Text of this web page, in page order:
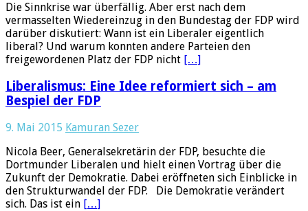
Die Sinnkrise war überfällig. Aber erst nach dem
vermasselten Wiedereinzug in den Bundestag der FDP wird
darüber diskutiert: Wann ist ein Liberaler eigentlich
liberal? Und warum konnten andere Parteien den
freigewordenen Platz der FDP nicht […]
Liberalismus: Eine Idee reformiert sich – am
Bespiel der FDP
9. Mai 2015 Kamuran Sezer
Nicola Beer, Generalsekretärin der FDP, besuchte die
Dortmunder Liberalen und hielt einen Vortrag über die
Zukunft der Demokratie. Dabei eröffneten sich Einblicke in
den Strukturwandel der FDP. Die Demokratie verändert
sich. Das ist ein […]